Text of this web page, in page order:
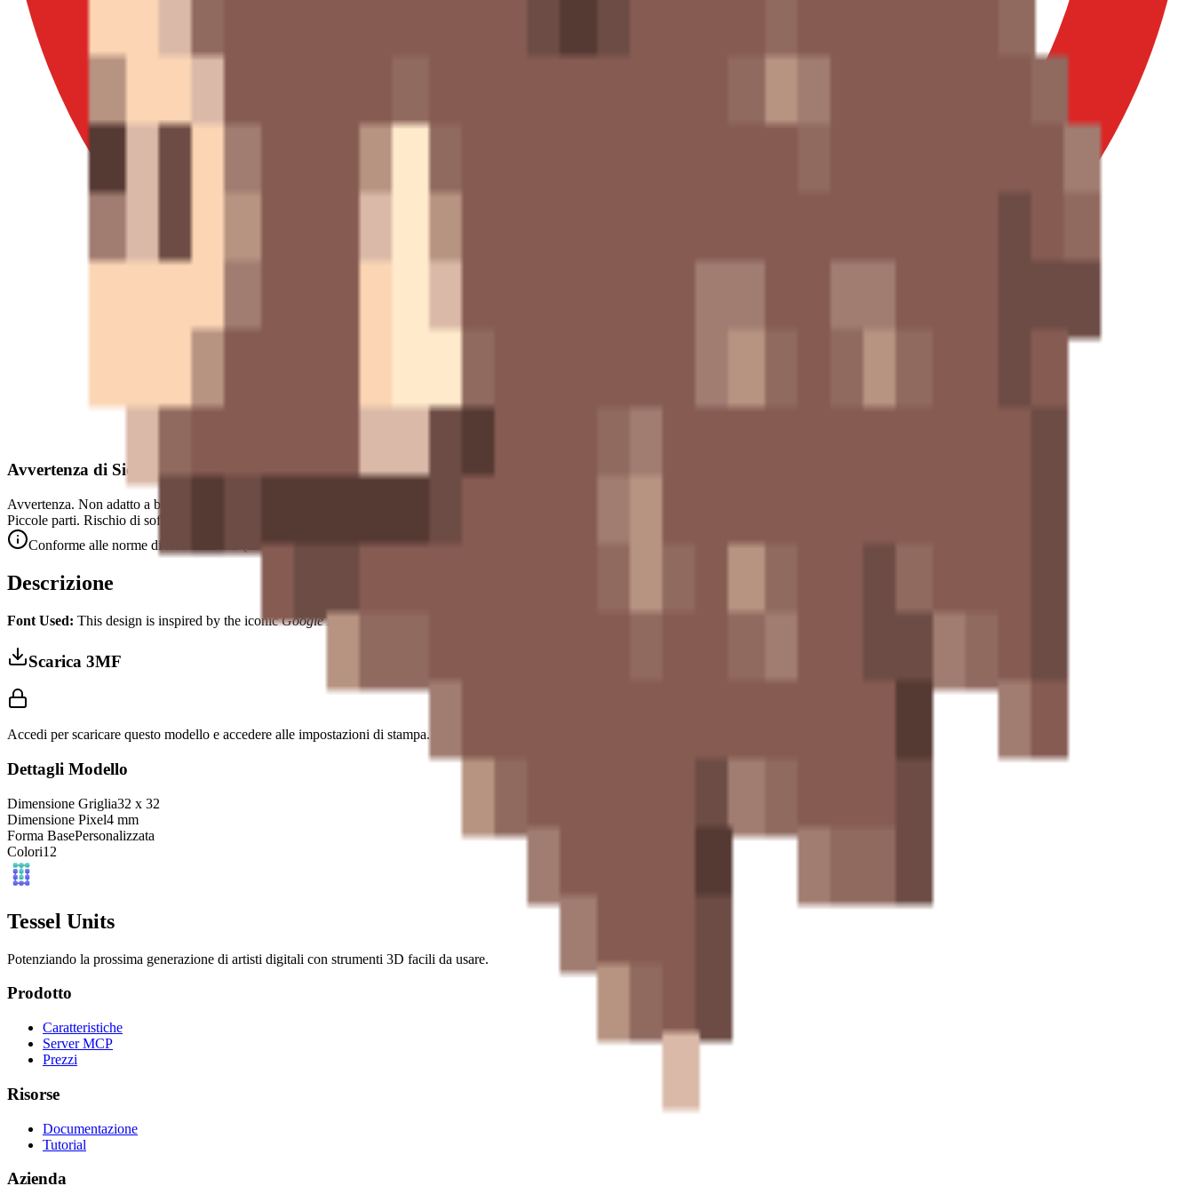
Avvertenza di Sicurezza
Avvertenza. Non adatto a bambini di età inferiore a 3 anni.
Piccole parti. Rischio di soffocamento.
Conforme alle norme di sicurezza CE (EN 71-1) per le piccole parti.
Descrizione
Font Used: This design is inspired by the iconicGoogle Noto Emoji
Scarica 3MF
Accedi per scaricare questo modello e accedere alle impostazioni di stampa.
Dettagli Modello
Dimensione Griglia32 x 32
Dimensione Pixel4 mm
Forma BasePersonalizzata
Colori12
Tessel Units
Potenziando la prossima generazione di artisti digitali con strumenti 3D facili da usare.
Prodotto
Caratteristiche
Server MCP
Prezzi
Risorse
Documentazione
Tutorial
Azienda